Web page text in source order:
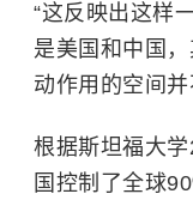
“这反映出这样
是美国和中国
动作用的空间并
根据斯坦福大学
国控制了全球